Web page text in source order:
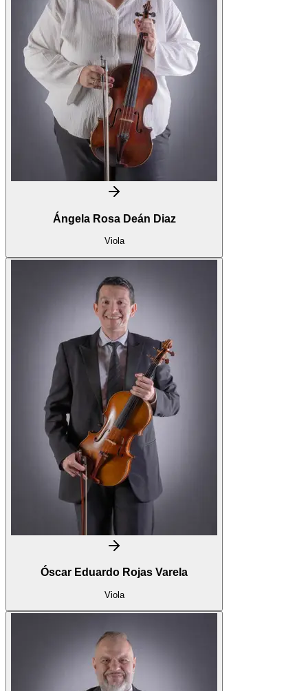
Ángela Rosa Deán Diaz
Viola
Óscar Eduardo Rojas Varela
Viola